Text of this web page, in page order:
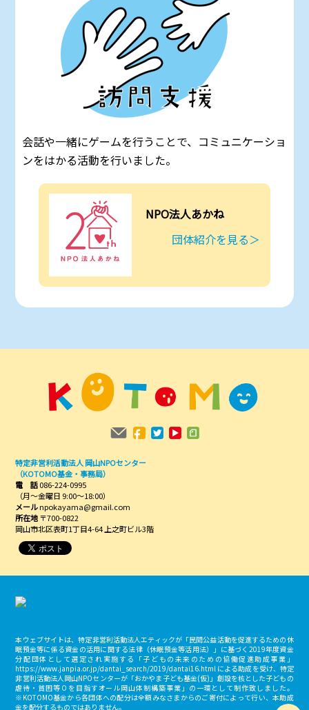
会話や一緒にゲームを行うことで、コミュニケーショ
ンをはかる活動を行いました。
NPO法人あかね
団体紹介を見る＞
特定非営利活動法人 岡山NPOセンター
（KOTOMO基金・事務局）
電 話086-224-0995
（月～金曜日 9:00～18:00）
メールnpokayama@gmail.com
所在地〒700-0822
岡山市北区表町1丁目4-64 上之町ビル3階
本ウェブサイトは、特定非営利活動法人エティックが「民間公益活動を促進するための休
眠預金等に係る資金の活用に関する法律（休眠預金等活用法）」に基づく2019年度資金
分配団体として選定され実施する「子どもの未来のための協働促進助成事業」
https://www.janpia.or.jp/dantai_search/2019/dantai16.html による助成を受け、特定
非営利活動法人岡山NPOセンターが「おかやま子ども基金(仮)」創設を核とした子どもの
虐待・貧困等０を目指すオール岡山体制構築事業」の一環として制作致しました。
※KOTOMO基金から各団体への配分は全額みなさまからのご寄付によって行い、本助成
金を配分するものではありません。